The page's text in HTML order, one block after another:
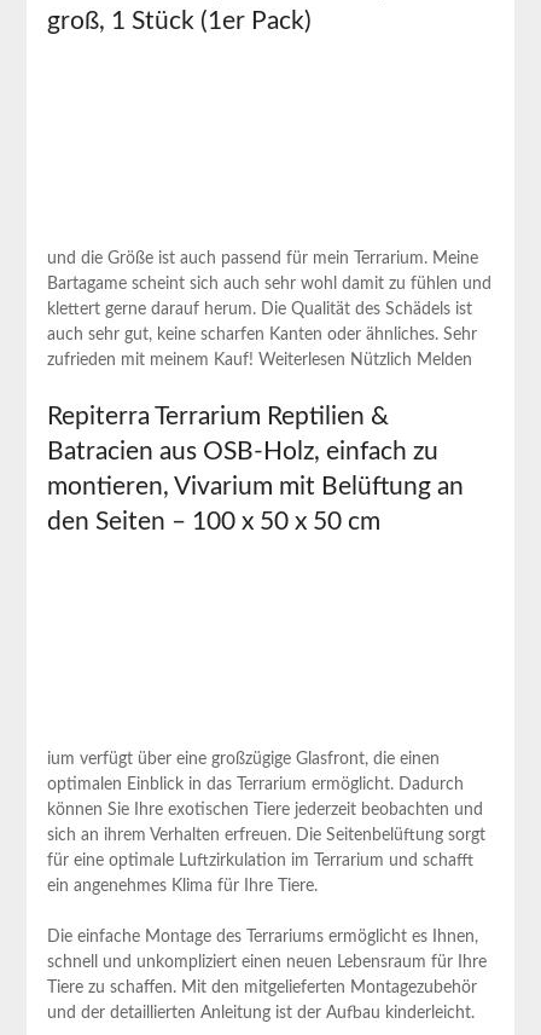
groß, 1 Stück (1er Pack)
und die Größe ist auch passend für mein Terrarium. Meine​
Bartagame ⁢scheint sich auch sehr wohl damit zu fühlen und
klettert gerne darauf‍ herum. Die Qualität des Schädels ist
auch sehr gut, keine scharfen‌ Kanten oder⁣ ähnliches. Sehr
zufrieden ‍mit⁢ meinem Kauf! Weiterlesen‍ Nützlich Melden
Repiterra‍ Terrarium Reptilien &
‍Batracien aus OSB-Holz, einfach zu
montieren,⁢ Vivarium mit Belüftung an
den⁣ Seiten – 100 x 50 x 50 cm
ium verfügt über eine großzügige Glasfront, die einen
optimalen Einblick in das Terrarium ermöglicht.‌ Dadurch
können Sie Ihre exotischen Tiere jederzeit beobachten und
sich an ihrem Verhalten erfreuen. Die Seitenbelüftung ⁣sorgt
für eine optimale Luftzirkulation im Terrarium und schafft ​
ein angenehmes Klima für Ihre Tiere.
Die einfache ‌Montage des Terrariums ermöglicht⁤ es Ihnen,
schnell und unkompliziert einen neuen Lebensraum für Ihre
Tiere zu schaffen. Mit den mitgelieferten Montagezubehör‌
und der ‌detaillierten ​Anleitung ⁢ist der Aufbau‌ kinderleicht.